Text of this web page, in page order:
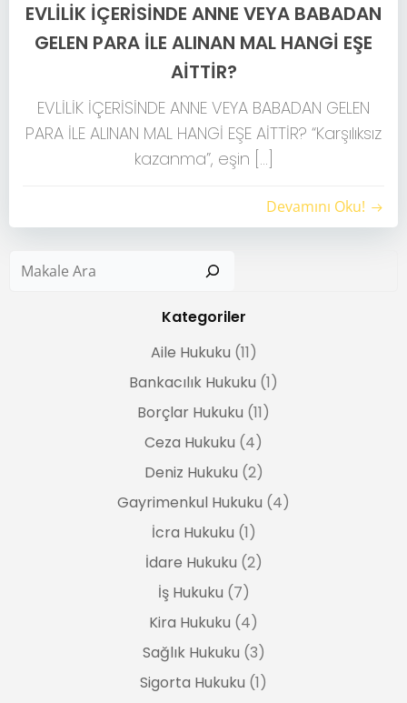
EVLİLİK İÇERİSİNDE ANNE VEYA BABADAN
GELEN PARA İLE ALINAN MAL HANGİ EŞE
AİTTİR?
EVLİLİK İÇERİSİNDE ANNE VEYA BABADAN GELEN
PARA İLE ALINAN MAL HANGİ EŞE AİTTİR? “Karşılıksız
kazanma”, eşin […]
Devamını Oku!
Kategoriler
Aile Hukuku (11)
Bankacılık Hukuku (1)
Borçlar Hukuku (11)
Ceza Hukuku (4)
Deniz Hukuku (2)
Gayrimenkul Hukuku (4)
İcra Hukuku (1)
İdare Hukuku (2)
İş Hukuku (7)
Kira Hukuku (4)
Sağlık Hukuku (3)
Sigorta Hukuku (1)